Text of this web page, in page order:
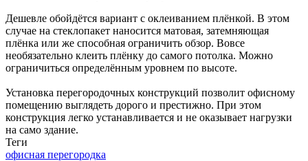
Дешевле обойдётся вариант с оклеиванием плёнкой. В этом
случае на стеклопакет наносится матовая, затемняющая
плёнка или же способная ограничить обзор. Вовсе
необязательно клеить плёнку до самого потолка. Можно
ограничиться определённым уровнем по высоте.
Установка перегородочных конструкций позволит офисному
помещению выглядеть дорого и престижно. При этом
конструкция легко устанавливается и не оказывает нагрузки
на само здание.
Теги
офисная перегородка